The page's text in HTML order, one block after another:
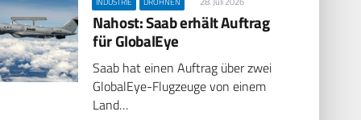
Nahost: Saab erhält Auftrag
für GlobalEye
Saab hat einen Auftrag über zwei
GlobalEye-Flugzeuge von einem
Land…